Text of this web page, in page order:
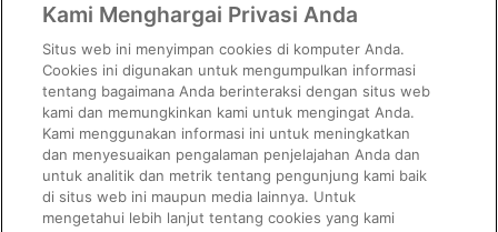
Kuliner PIK Paling Hits dan Viral di Media Sosial, Wajib Masuk
Wishlist!
Kami Menghargai Privasi Anda
Situs web ini menyimpan cookies di komputer Anda.
Cookies ini digunakan untuk mengumpulkan informasi
tentang bagaimana Anda berinteraksi dengan situs web
kami dan memungkinkan kami untuk mengingat Anda.
Kami menggunakan informasi ini untuk meningkatkan
dan menyesuaikan pengalaman penjelajahan Anda dan
untuk analitik dan metrik tentang pengunjung kami baik
di situs web ini maupun media lainnya. Untuk
mengetahui lebih lanjut tentang cookies yang kami